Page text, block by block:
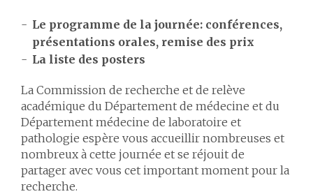
Le programme de la journée: conférences,
présentations orales, remise des prix
La liste des posters
La Commission de recherche et de relève
académique du Département de médecine et du
Département médecine de laboratoire et
pathologie espère vous accueillir nombreuses et
nombreux à cette journée et se réjouit de
partager avec vous cet important moment pour la
recherche.